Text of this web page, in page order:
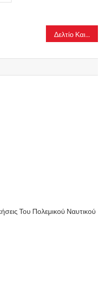
Δελτίο Καιρού ΕΜΥ: Ισχυρές βροχές και καταιγίδες προ των πυλών
Του Πολεμικού Ναυτικού